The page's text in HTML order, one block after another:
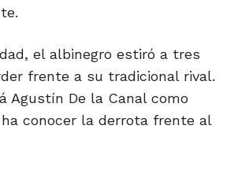
el albinegro estiró a tres
frente a su tradicional rival.
Agustín De la Canal como
conocer la derrota frente al